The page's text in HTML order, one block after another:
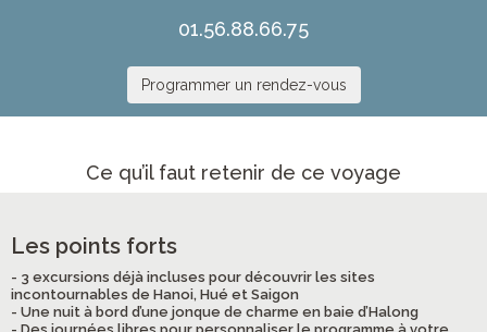
01.56.88.66.75
Programmer un rendez-vous
Ce qu’il faut retenir de ce voyage
Les points forts
- 3 excursions déjà incluses pour découvrir les sites
incontournables de Hanoi, Hué et Saigon
- Une nuit à bord d’une jonque de charme en baie d’Halong